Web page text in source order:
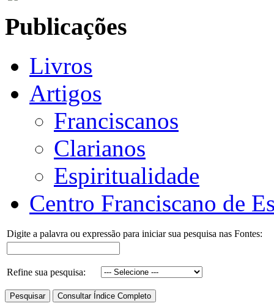
Publicações
Livros
Artigos
Franciscanos
Clarianos
Espiritualidade
Centro Franciscano de
Digite a palavra ou expressão para iniciar sua pesquisa nas Fontes:
Refine sua pesquisa: